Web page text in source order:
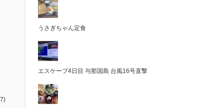
うさぎちゃん定食
エスケープ4日目 与那国島 台風16号直撃